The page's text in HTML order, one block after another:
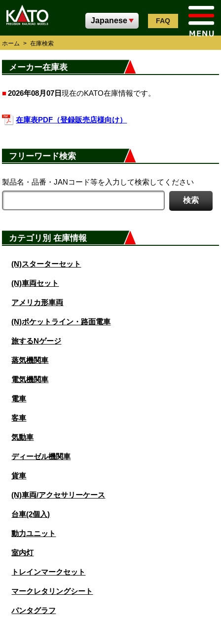
FAQ
ホーム > 在庫検索
メーカー在庫表
2026年08月07日現在のKATO在庫情報です。
在庫表PDF（登録販売店様向け）
フリーワード検索
製品名・品番・JANコード等を入力して検索してください
カテゴリ別 在庫情報
(N)スターターセット
(N)車両セット
アメリカ形車両
(N)ポケットライン・路面電車
旅するNゲージ
蒸気機関車
電気機関車
電車
客車
気動車
ディーゼル機関車
貨車
(N)車両/アクセサリーケース
台車(2個入)
動力ユニット
室内灯
トレインマークセット
マークレタリングシート
パンタグラフ